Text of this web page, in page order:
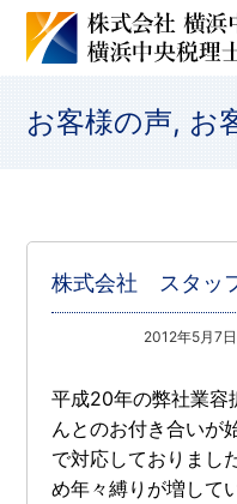
お客様の声, お
株式会社 スタッ
2012年5月7日
平成20年の弊社業容
んとのお付き合いが
で対応しておりまし
め年々縛りが増して